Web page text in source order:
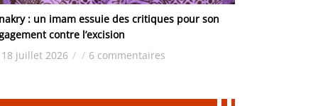
: un imam essuie des critiques pour son
contre l’excision
18 juillet 2026 / / 6 commentaires